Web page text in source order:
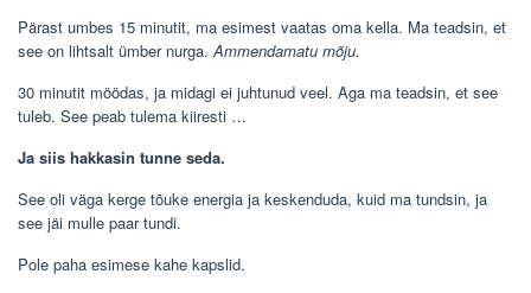
Pärast umbes 15 minutit, ma esimest vaatas oma kella. Ma teadsin, et
see on lihtsalt ümber nurga.Ammendamatu mõju.
30 minutit möödas, ja midagi ei juhtunud veel. Aga ma teadsin, et see
tuleb. See peab tulema kiiresti …
Ja siis hakkasin tunne seda.
See oli väga kerge tõuke energia ja keskenduda, kuid ma tundsin, ja
see jäi mulle paar tundi.
Pole paha esimese kahe kapslid.